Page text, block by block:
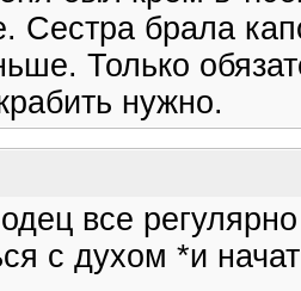
Сестра брала
Только
нужно.
все
с духом *и